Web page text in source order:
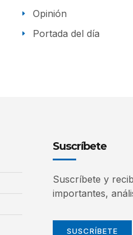
Opinión
Portada del día
Suscríbete
Suscríbete y
importantes,
SUSCRÍBETE